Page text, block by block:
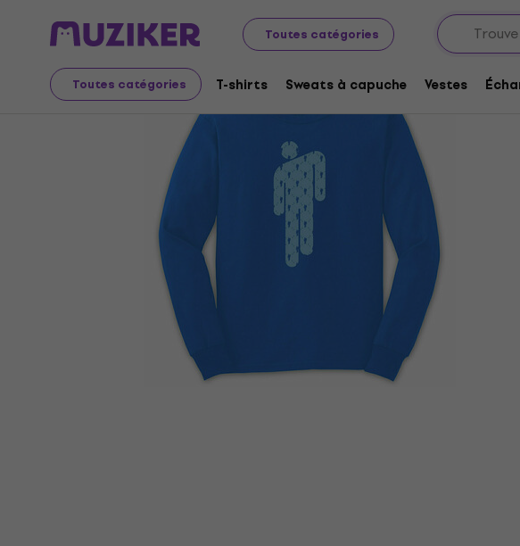
Toutes catégories
Toutes catégories T-shirts Sweats à capuche Vestes
Merch Produits musicaux T-shirts